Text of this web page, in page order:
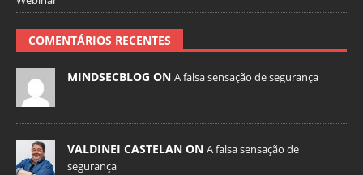
COMENTÁRIOS RECENTES
MINDSECBLOG ON A falsa sensação de segurança
VALDINEI CASTELAN ON A falsa sensação de
segurança